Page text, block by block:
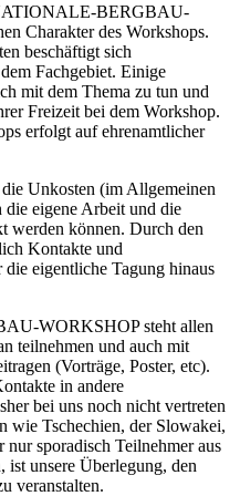
BERGBAU-
Charakter des Workshops.
beschäftigt sich
Fachgebiet. Einige
mit dem Thema zu tun und
Freizeit bei dem Workshop.
erfolgt auf ehrenamtlicher
Unkosten (im Allgemeinen
die eigene Arbeit und die
werden können. Durch den
Kontakte und
eigentliche Tagung hinaus
WORKSHOP steht allen
teilnehmen und auch mit
(Vorträge, Poster, etc).
in andere
bei uns noch nicht vertreten
wie Tschechien, der Slowakei,
sporadisch Teilnehmer aus
ist unsere Überlegung, den
veranstalten.